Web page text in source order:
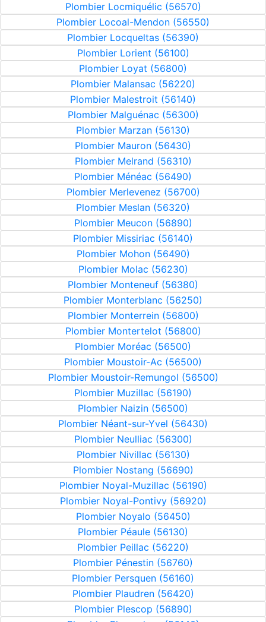
Plombier Locmiquélic (56570)
Plombier Locoal-Mendon (56550)
Plombier Locqueltas (56390)
Plombier Lorient (56100)
Plombier Loyat (56800)
Plombier Malansac (56220)
Plombier Malestroit (56140)
Plombier Malguénac (56300)
Plombier Marzan (56130)
Plombier Mauron (56430)
Plombier Melrand (56310)
Plombier Ménéac (56490)
Plombier Merlevenez (56700)
Plombier Meslan (56320)
Plombier Meucon (56890)
Plombier Missiriac (56140)
Plombier Mohon (56490)
Plombier Molac (56230)
Plombier Monteneuf (56380)
Plombier Monterblanc (56250)
Plombier Monterrein (56800)
Plombier Montertelot (56800)
Plombier Moréac (56500)
Plombier Moustoir-Ac (56500)
Plombier Moustoir-Remungol (56500)
Plombier Muzillac (56190)
Plombier Naizin (56500)
Plombier Néant-sur-Yvel (56430)
Plombier Neulliac (56300)
Plombier Nivillac (56130)
Plombier Nostang (56690)
Plombier Noyal-Muzillac (56190)
Plombier Noyal-Pontivy (56920)
Plombier Noyalo (56450)
Plombier Péaule (56130)
Plombier Peillac (56220)
Plombier Pénestin (56760)
Plombier Persquen (56160)
Plombier Plaudren (56420)
Plombier Plescop (56890)